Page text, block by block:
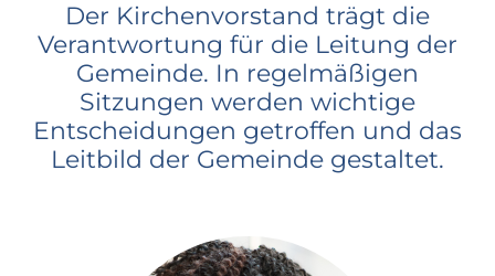
Der Kirchenvorstand trägt die
Verantwortung für die Leitung der
Gemeinde. In regelmäßigen
Sitzungen werden wichtige
Entscheidungen getroffen und das
Leitbild der Gemeinde gestaltet.